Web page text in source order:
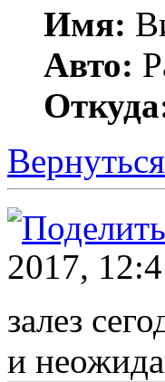
Имя:
Авто:
2017,
залез
и